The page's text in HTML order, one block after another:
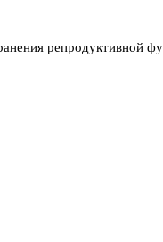
репродуктивной